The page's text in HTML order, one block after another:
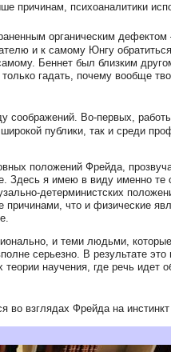
причинам, психоаналитики
органическим
и к самому Юнгу
Беннет был близким
гадать, почему вообще
соображений. Во-первых,
публики, так и среди
положений Фрейда,
Здесь я имею в виду именно те
детерминистских
что и физические
и теми людьми,
серьезно. В результате
научения, где речь идет
во взглядах Фрейда на